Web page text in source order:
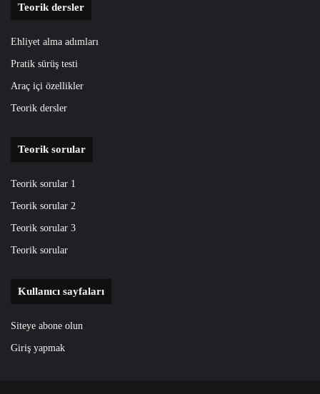
Teorik dersler
Ehliyet alma adımları
Pratik sürüş testi
Araç içi özellikler
Teorik dersler
Teorik sorular
Teorik sorular 1
Teorik sorular 2
Teorik sorular 3
Teorik sorular
Kullanıcı sayfaları
Siteye abone olun
Giriş yapmak